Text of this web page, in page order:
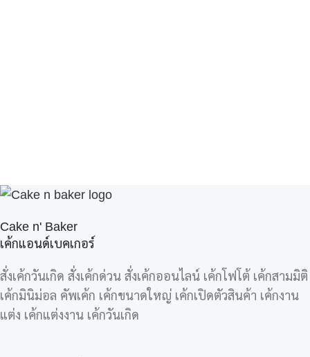
Cake n' Baker
เค้กแอนด์เบคเกอร์
สั่งเค้กวันเกิด สั่งเค้กด่วน สั่งเค้กออนไลน์ เค้กโฟโต้ เค้กสามมิติ
เค้กมินิม่อล คัพเค้ก เค้กขนาดใหญ่ เค้กเปิดตัวสินค้า เค้กงาน
แต่ง เค้กแต่งงาน เค้กวันเกิด